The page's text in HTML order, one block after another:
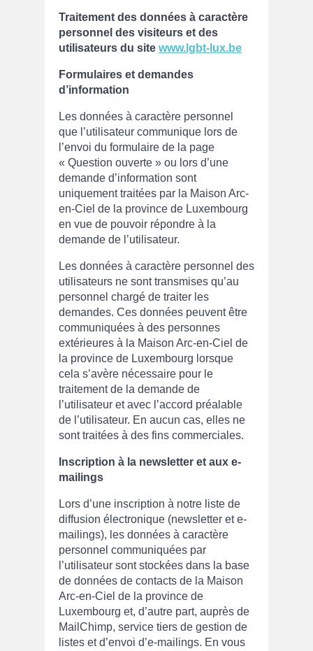
Traitement des données à caractère
personnel des visiteurs et des
utilisateurs du site www.lgbt-lux.be
Formulaires et demandes
d’information
Les données à caractère personnel
que l’utilisateur communique lors de
l’envoi du formulaire de la page
« Question ouverte » ou lors d’une
demande d’information sont
uniquement traitées par la Maison Arc-
en-Ciel de la province de Luxembourg
en vue de pouvoir répondre à la
demande de l’utilisateur.
Les données à caractère personnel des
utilisateurs ne sont transmises qu’au
personnel chargé de traiter les
demandes. Ces données peuvent être
communiquées à des personnes
extérieures à la Maison Arc-en-Ciel de
la province de Luxembourg lorsque
cela s’avère nécessaire pour le
traitement de la demande de
l’utilisateur et avec l’accord préalable
de l’utilisateur. En aucun cas, elles ne
sont traitées à des fins commerciales.
Inscription à la newsletter et aux e-
mailings
Lors d’une inscription à notre liste de
diffusion électronique (newsletter et e-
mailings), les données à caractère
personnel communiquées par
l’utilisateur sont stockées dans la base
de données de contacts de la Maison
Arc-en-Ciel de la province de
Luxembourg et, d’autre part, auprès de
MailChimp, service tiers de gestion de
listes et d’envoi d’e-mailings. En vous